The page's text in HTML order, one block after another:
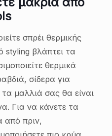
σπρέι θερμικής
styling βλάπτει τα
θερμικά
σίδερα για
τα μαλλιά σας θα είναι
Για να κάνετε τα
από πριν,